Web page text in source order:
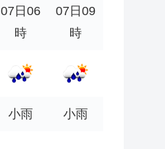
07日06
時
07日09
時
小雨 小雨